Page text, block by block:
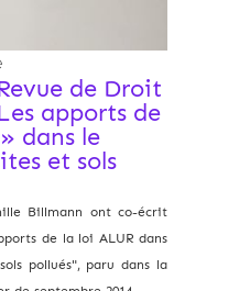
de Droit
apports de
dans le
et sols
Billmann ont co-écrit
de la loi ALUR dans
pollués", paru dans la